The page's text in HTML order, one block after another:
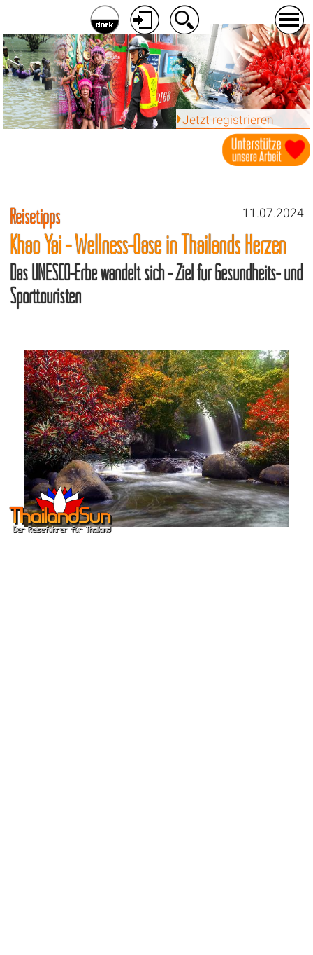
Jetzt registrieren
11.07.2024
Reisetipps
Khao Yai - Wellness-Oase in Thailands Herzen
Das UNESCO-Erbe wandelt sich - Ziel für Gesundheits- und
Sporttouristen